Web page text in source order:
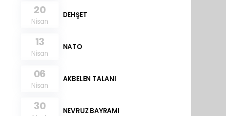
20
Nisan
DEHŞET
13
Nisan
NATO
06
Nisan
AKBELEN TALANI
30 NEVRUZ BAYRAMI